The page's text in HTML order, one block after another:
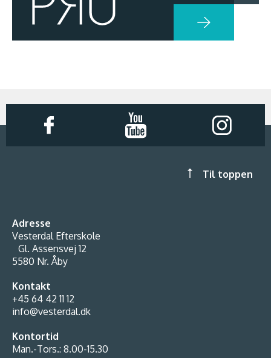
Til toppen
Adresse
Vesterdal Efterskole
Gl. Assensvej 12
5580 Nr. Åby
Kontakt
+45 64 42 11 12
info@vesterdal.dk
Kontortid
Man.-Tors.: 8.00-15.30